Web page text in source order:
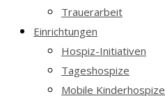
Trauerarbeit
Einrichtungen
Hospiz-Initiativen
Tageshospize
Mobile Kinderhospize